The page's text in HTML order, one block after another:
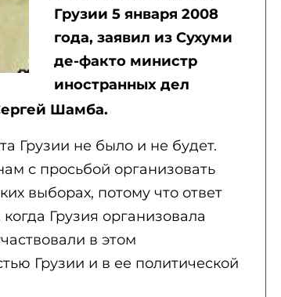
Грузии 5 января 2008
года, заявил из Сухуми
де-факто министр
иностранных дел
Шамба.
Грузии не было и не будет.
с просьбой организовать
выборах, потому что ответ
Грузия организовала
в этом
Грузии и в ее политической